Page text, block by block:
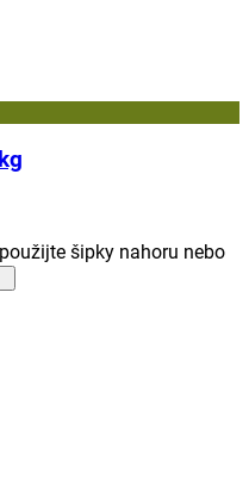
šipky nahoru nebo